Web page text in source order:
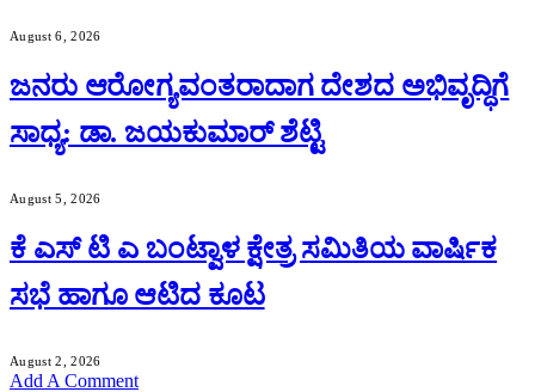
August 6, 2026
ಜನರು ಆರೋಗ್ಯವಂತರಾದಾಗ ದೇಶದ ಅಭಿವೃದ್ಧಿಗೆ
ಸಾಧ್ಯ: ಡಾ. ಜಯಕುಮಾರ್ ಶೆಟ್ಟಿ
August 5, 2026
ಕೆ ಎಸ್ ಟಿ ಎ ಬಂಟ್ವಾಳ ಕ್ಷೇತ್ರ ಸಮಿತಿಯ ವಾರ್ಷಿಕ
ಸಭೆ ಹಾಗೂ ಆಟಿದ ಕೂಟ
August 2, 2026
Add A Comment